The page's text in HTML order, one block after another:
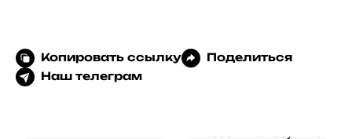
Копировать ссылку
Поделиться
Наш телеграм